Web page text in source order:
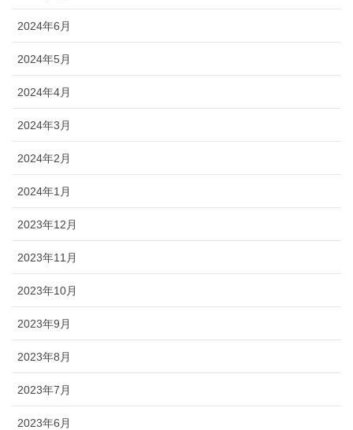
2024年6月
2024年5月
2024年4月
2024年3月
2024年2月
2024年1月
2023年12月
2023年11月
2023年10月
2023年9月
2023年8月
2023年7月
2023年6月